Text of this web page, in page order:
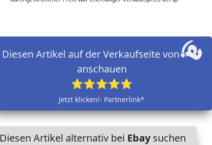
Diesen Artikel auf der Verkaufseite von
anschauen
⭐⭐⭐⭐⭐
Jetzt klicken!- Partnerlink*
Diesen Artikel alternativ bei Ebaysuchen